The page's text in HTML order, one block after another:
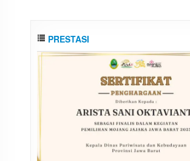
PRESTASI